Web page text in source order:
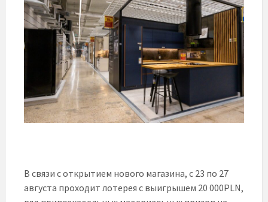
В связи с открытием нового магазина, с 23 по 27
августа проходит лотерея с выигрышем 20 000PLN,